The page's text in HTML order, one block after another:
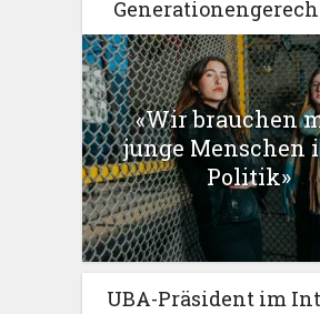
«Wir brauchen
junge Menschen
Politik»
UBA-Präsident im